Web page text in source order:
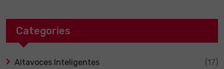
Categories
Altavoces Inteligentes (17)